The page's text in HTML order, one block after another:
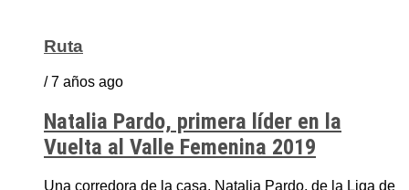
Ruta
/ 7 años ago
Natalia Pardo, primera líder en la
Vuelta al Valle Femenina 2019
Una corredora de la casa, Natalia Pardo, de la Liga de